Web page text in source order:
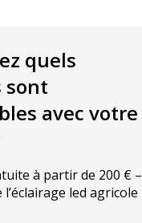
quels
sont
avec votre
à partir de 200 € –
led agricole